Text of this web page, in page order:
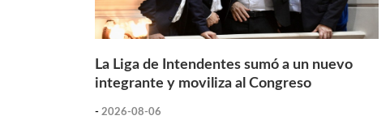
La Liga de Intendentes sumó a un nuevo
integrante y moviliza al Congreso
- 2026-08-06